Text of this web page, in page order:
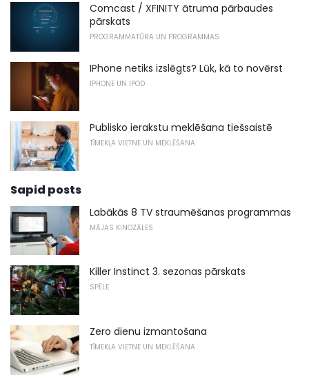
Comcast / XFINITY ātruma pārbaudes
pārskats
PROGRAMMATŪRA UN PROGRAMMAS
IPhone netiks izslēgts? Lūk, kā to novērst
IPHONE UN IPOD
Publisko ierakstu meklēšana tiešsaistē
TĪMEKĻA VIETNE UN MEKLĒŠANA
Sapid posts
Labākās 8 TV straumēšanas programmas
MĀJAS KINOZĀLES
Killer Instinct 3. sezonas pārskats
SPĒLE
Zero dienu izmantošana
TĪMEKĻA VIETNE UN MEKLĒŠANA